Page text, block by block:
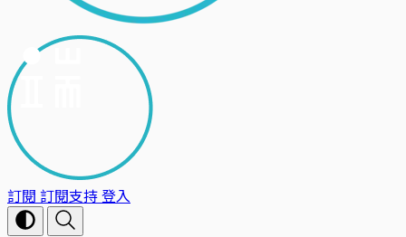
訂閱 訂閱支持登入